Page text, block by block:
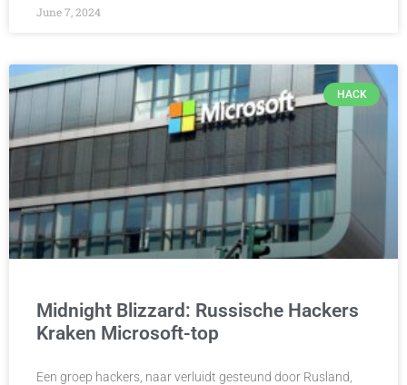
June 7, 2024
HACK
Midnight Blizzard: Russische Hackers
Kraken Microsoft-top
Een groep hackers, naar verluidt gesteund door Rusland,